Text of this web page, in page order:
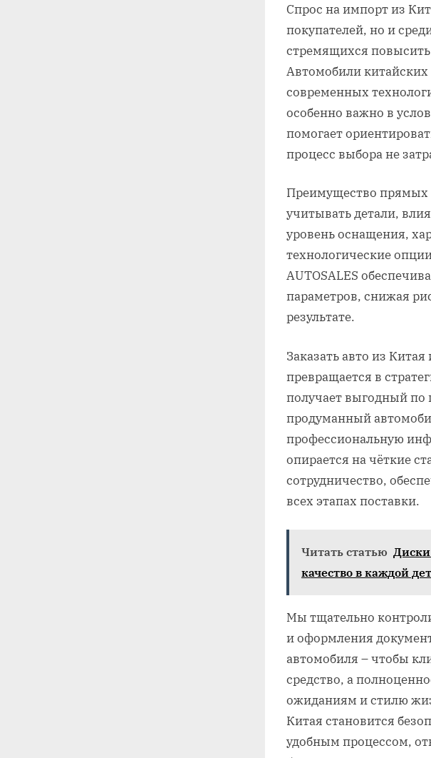
Спрос на импорт из
покупателей, но и
стремящихся
Автомобили
современных
особенно важно в
помогает
процесс выбора не
Преимущество прямых
учитывать детали,
уровень оснащения,
технологические
AUTOSALES
параметров, снижая
результате.
Заказать авто из
превращается в
получает выгодный по
продуманный
профессиональную
опирается на чёткие
сотрудничество,
всех этапах поставки.
Читать статью Диски
качество в каждой
Мы тщательно
и оформления
автомобиля – чтобы
средство, а
ожиданиям и стилю
Китая становится
удобным процессом,